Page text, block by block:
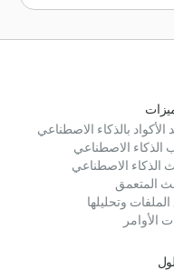
الأكواد بالذكاء الاصطناعي
الذكاء الاصطناعي
الذكاء الاصطناعي
المتعمق
وتحليلها
الأوامر